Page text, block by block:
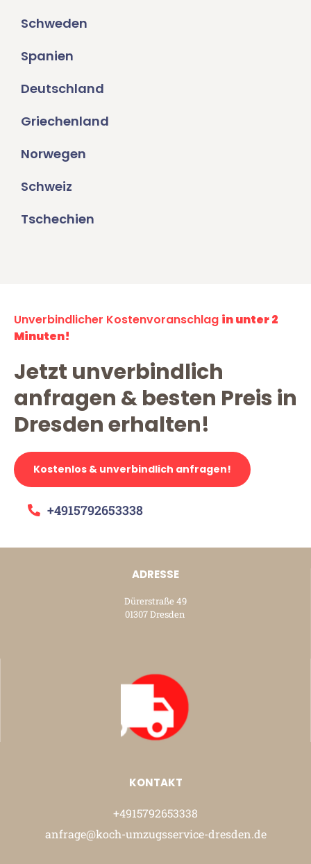
Schweden
Spanien
Deutschland
Griechenland
Norwegen
Schweiz
Tschechien
Unverbindlicher Kostenvoranschlag in unter 2
Minuten!
Jetzt unverbindlich
anfragen & besten Preis in
Dresden erhalten!
Kostenlos & unverbindlich anfragen!
+4915792653338
ADRESSE
Dürerstraße 49
01307 Dresden
KONTAKT
+4915792653338
anfrage@koch-umzugsservice-dresden.de